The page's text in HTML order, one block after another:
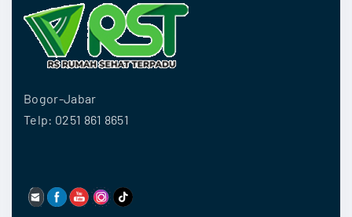
Bogor-Jabar
Telp: 0251 861 8651